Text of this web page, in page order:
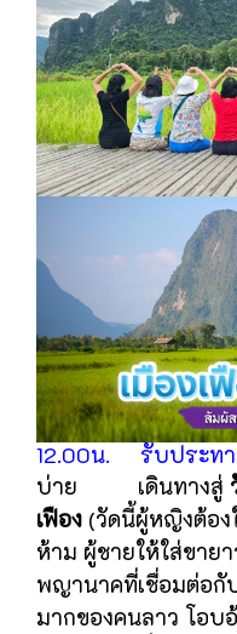
12.00น. รับประทา
บ่าย เดินทางสู่
เฟือง (วัดนี้ผู้หญิงต้อง
ห้าม ผู้ชายให้ใส่ขาย
พญานาคที่เชื่อมต่อกั
มากของคนลาว โอบ